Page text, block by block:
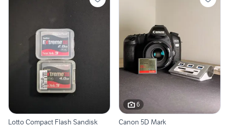
Lotto Compact Flash Sandisk
6
Canon 5D Mark